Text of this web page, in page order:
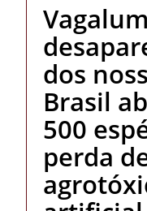
dos
Brasil
500
perda